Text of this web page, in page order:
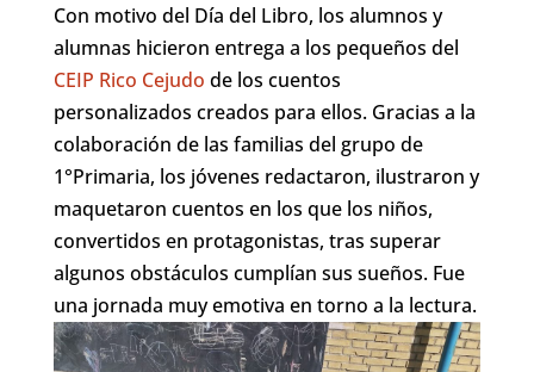
Con motivo del Día del Libro, los alumnos y
alumnas hicieron entrega a los pequeños del
CEIP Rico Cejudo de los cuentos
personalizados creados para ellos. Gracias a la
colaboración de las familias del grupo de
1°Primaria, los jóvenes redactaron, ilustraron y
maquetaron cuentos en los que los niños,
convertidos en protagonistas, tras superar
algunos obstáculos cumplían sus sueños. Fue
una jornada muy emotiva en torno a la lectura.